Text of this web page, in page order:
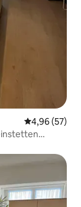
Note
4,96 (57)